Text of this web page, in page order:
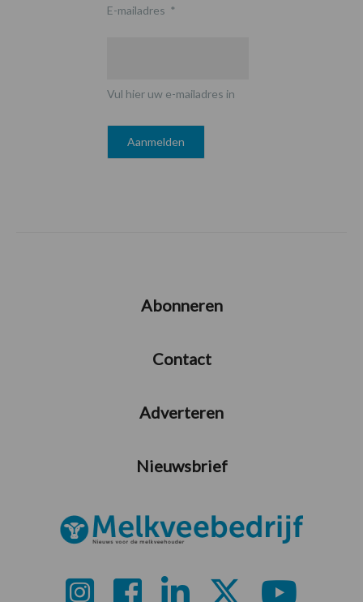
E-mailadres *
Vul hier uw e-mailadres in
Abonneren
Contact
Adverteren
Nieuwsbrief